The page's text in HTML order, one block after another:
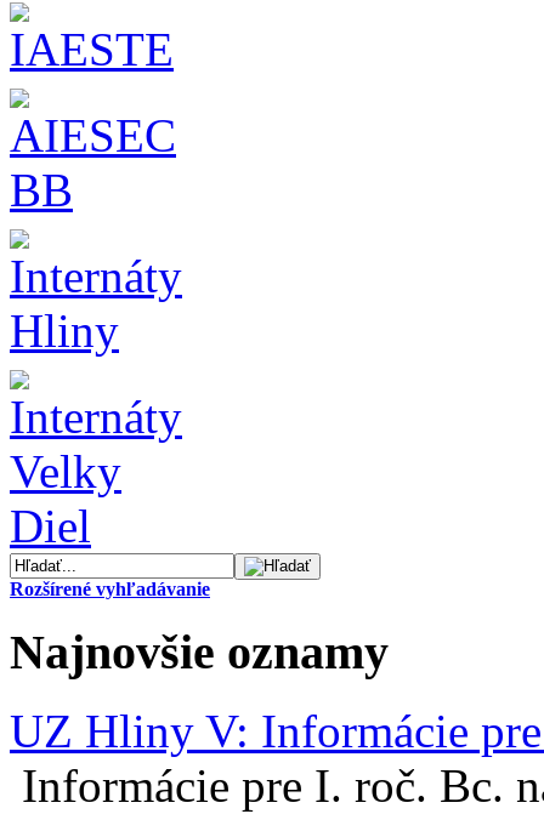
Rozšírené vyhľadávanie
Najnovšie oznamy
UZ Hliny V: Informácie
Informácie pre I. roč. Bc.